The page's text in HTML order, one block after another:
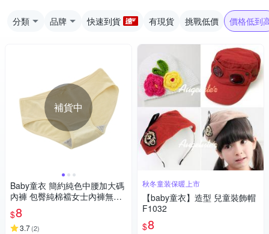
分類 品牌 快速到貨 有現貨 挑戰低價 價格低到
補貨中
Baby童衣 簡約純色中腰加大碼
內褲 包臀純棉襠女士內褲無痕
88295
$8
3.7(2)
秋冬童装保暖上市
【baby童衣】造型 兒童裝飾帽
F1032
$8